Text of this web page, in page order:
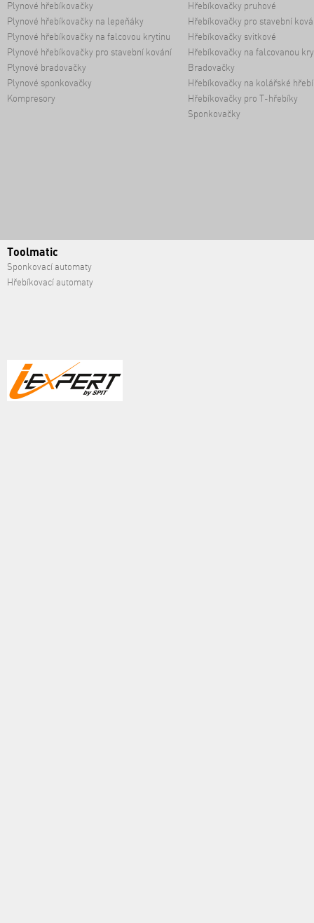
Plynové hřebíkovačky
Plynové hřebíkovačky na lepeňáky
Plynové hřebíkovačky na falcovou krytinu
Plynové hřebíkovačky pro stavební kování
Plynové bradovačky
Plynové sponkovačky
Kompresory
Hřebíkovačky pruhové
Hřebíkovačky pro stavební
Hřebíkovačky svitkové
Hřebíkovačky na falcovanou
Bradovačky
Hřebíkovačky na kolářské
Hřebíkovačky pro T-hřebíky
Sponkovačky
Toolmatic
Sponkovací automaty
Hřebíkovací automaty